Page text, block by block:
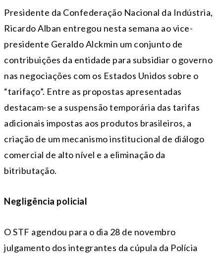
Presidente da Confederação Nacional da Indústria,
Ricardo Alban entregou nesta semana ao vice-
presidente Geraldo Alckmin um conjunto de
contribuições da entidade para subsidiar o governo
nas negociações com os Estados Unidos sobre o
“tarifaço”. Entre as propostas apresentadas
destacam-se a suspensão temporária das tarifas
adicionais impostas aos produtos brasileiros, a
criação de um mecanismo institucional de diálogo
comercial de alto nível e a eliminação da
bitributação.
Negligência policial
O STF agendou para o dia 28 de novembro
julgamento dos integrantes da cúpula da Polícia